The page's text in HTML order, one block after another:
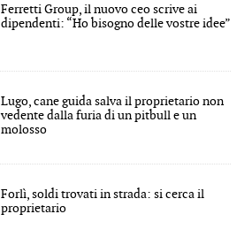
Ferretti Group, il nuovo ceo scrive ai
dipendenti: “Ho bisogno delle vostre idee”
Lugo, cane guida salva il proprietario non
vedente dalla furia di un pitbull e un
molosso
Forlì, soldi trovati in strada: si cerca il
proprietario